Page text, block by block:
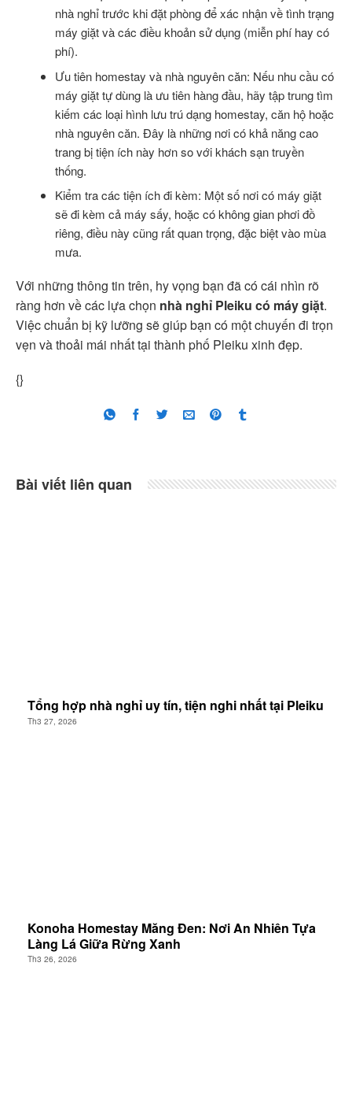
nhà nghỉ trước khi đặt phòng để xác nhận về tình trạng
máy giặt và các điều khoản sử dụng (miễn phí hay có
phí).
Ưu tiên homestay và nhà nguyên căn: Nếu nhu cầu có
máy giặt tự dùng là ưu tiên hàng đầu, hãy tập trung tìm
kiếm các loại hình lưu trú dạng homestay, căn hộ hoặc
nhà nguyên căn. Đây là những nơi có khả năng cao
trang bị tiện ích này hơn so với khách sạn truyền
thống.
Kiểm tra các tiện ích đi kèm: Một số nơi có máy giặt
sẽ đi kèm cả máy sấy, hoặc có không gian phơi đồ
riêng, điều này cũng rất quan trọng, đặc biệt vào mùa
mưa.
Với những thông tin trên, hy vọng bạn đã có cái nhìn rõ
ràng hơn về các lựa chọn nhà nghỉ Pleiku có máy giặt.
Việc chuẩn bị kỹ lưỡng sẽ giúp bạn có một chuyến đi trọn
vẹn và thoải mái nhất tại thành phố Pleiku xinh đẹp.
{}
Bài viết liên quan
Tổng hợp nhà nghỉ uy tín, tiện nghi nhất tại Pleiku
Th3 27, 2026
Konoha Homestay Măng Đen: Nơi An Nhiên Tựa
Làng Lá Giữa Rừng Xanh
Th3 26, 2026